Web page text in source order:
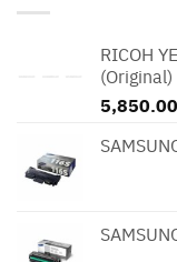
RICOH
(Original)
5,850.00